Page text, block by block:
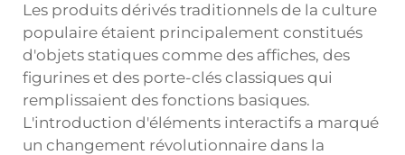
Les produits dérivés traditionnels de la culture
populaire étaient principalement constitués
d'objets statiques comme des affiches, des
figurines et des porte-clés classiques qui
remplissaient des fonctions basiques.
L'introduction d'éléments interactifs a marqué
un changement révolutionnaire dans la